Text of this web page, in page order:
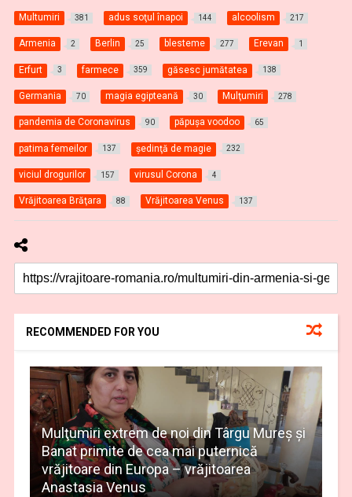
Multumiri 381 adus soţul înapoi 144 alcoolism 217
Armenia 2 Berlin 25 blesteme 277 Erevan 1
Erfurt 3 farmece 359 găsesc jumătatea 138
Germania 70 magia egipteană 30 Mulţumiri 278
pandemia de Coronavirus 90 păpuşa voodoo 65
patima femeilor 137 şedinţă de magie 232
viciul drogurilor 157 virusul Corona 4
Vrăjitoarea Brăţara 88 Vrăjitoarea Venus 137
RECOMMENDED FOR YOU
Mulţumiri extrem de noi din Târgu Mureș și
Banat primite de cea mai puternică
vrăjitoare din Europa – vrăjitoarea
Anastasia Venus